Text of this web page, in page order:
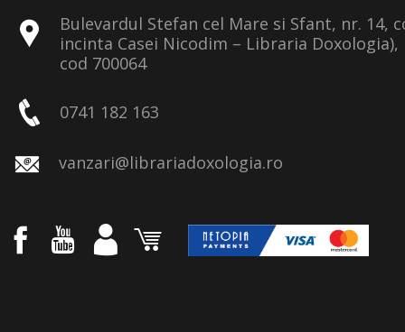
Bulevardul Stefan cel Mare si Sfant, nr. 14,
incinta Casei Nicodim – Libraria Doxologia),
cod 700064
0741 182 163
vanzari@librariadoxologia.ro